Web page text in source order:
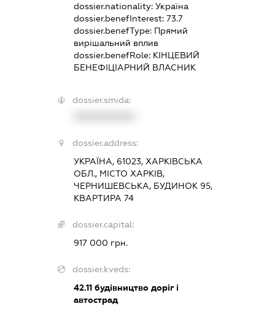
dossier.nationality: Україна
dossier.benefInterest: 73.7
dossier.benefType: Прямий
вирішальний вплив
dossier.benefRole: КІНЦЕВИЙ
БЕНЕФІЦІАРНИЙ ВЛАСНИК
dossier.smida:
dossier.address:
УКРАЇНА, 61023, ХАРКІВСЬКА
ОБЛ., МІСТО ХАРКІВ,
ЧЕРНИШЕВСЬКА, БУДИНОК 95,
КВАРТИРА 74
dossier.capital:
917 000 грн.
dossier.kveds:
42.11будівництво доріг і
автострад